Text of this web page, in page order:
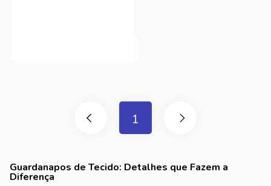
1
Guardanapos de Tecido: Detalhes que Fazem a
Diferença